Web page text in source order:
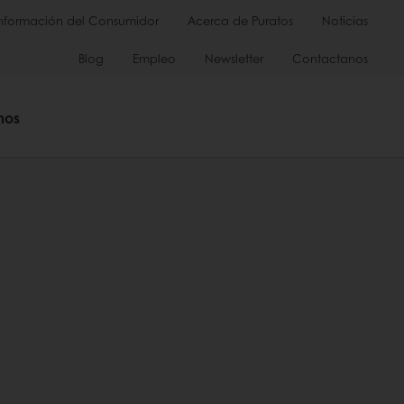
del Consumidor Acerca de Puratos Noticias
Blog Empleo Newsletter Contactanos